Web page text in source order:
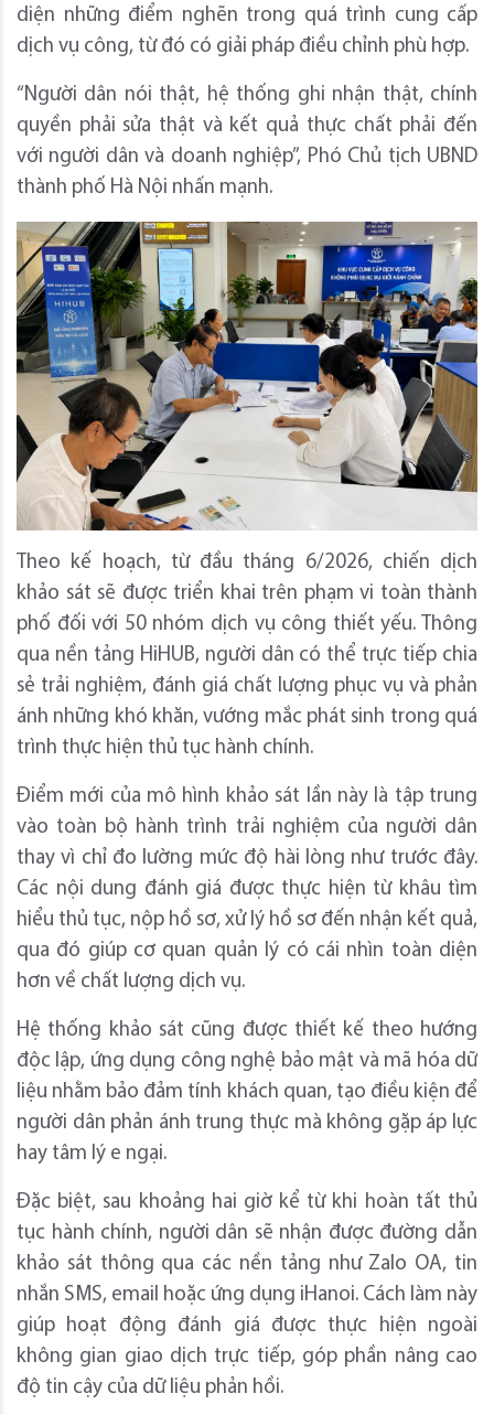
diện những điểm nghẽn trong quá trình cung cấp
dịch vụ công, từ đó có giải pháp điều chỉnh phù hợp.
“Người dân nói thật, hệ thống ghi nhận thật, chính
quyền phải sửa thật và kết quả thực chất phải đến
với người dân và doanh nghiệp”, Phó Chủ tịch UBND
thành phố Hà Nội nhấn mạnh.
Theo kế hoạch, từ đầu tháng 6/2026, chiến dịch
khảo sát sẽ được triển khai trên phạm vi toàn thành
phố đối với 50 nhóm dịch vụ công thiết yếu. Thông
qua nền tảng HiHUB, người dân có thể trực tiếp chia
sẻ trải nghiệm, đánh giá chất lượng phục vụ và phản
ánh những khó khăn, vướng mắc phát sinh trong quá
trình thực hiện thủ tục hành chính.
Điểm mới của mô hình khảo sát lần này là tập trung
vào toàn bộ hành trình trải nghiệm của người dân
thay vì chỉ đo lường mức độ hài lòng như trước đây.
Các nội dung đánh giá được thực hiện từ khâu tìm
hiểu thủ tục, nộp hồ sơ, xử lý hồ sơ đến nhận kết quả,
qua đó giúp cơ quan quản lý có cái nhìn toàn diện
hơn về chất lượng dịch vụ.
Hệ thống khảo sát cũng được thiết kế theo hướng
độc lập, ứng dụng công nghệ bảo mật và mã hóa dữ
liệu nhằm bảo đảm tính khách quan, tạo điều kiện để
người dân phản ánh trung thực mà không gặp áp lực
hay tâm lý e ngại.
Đặc biệt, sau khoảng hai giờ kể từ khi hoàn tất thủ
tục hành chính, người dân sẽ nhận được đường dẫn
khảo sát thông qua các nền tảng như Zalo OA, tin
nhắn SMS, email hoặc ứng dụng iHanoi. Cách làm này
giúp hoạt động đánh giá được thực hiện ngoài
không gian giao dịch trực tiếp, góp phần nâng cao
độ tin cậy của dữ liệu phản hồi.